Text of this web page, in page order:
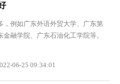
，例如广东外语外贸大学、广东第
融学院、广东石油化工学院等。
06-25 09:34:01